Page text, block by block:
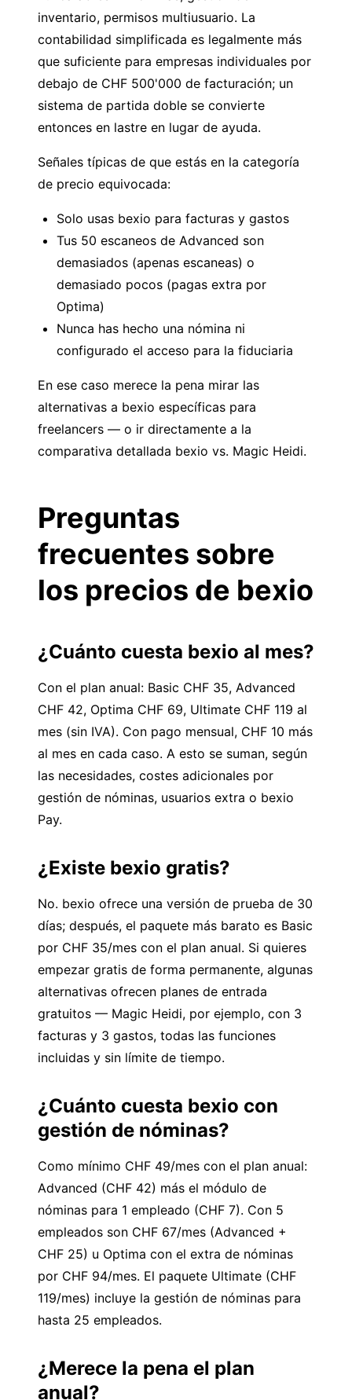
inventario, permisos multiusuario. La
contabilidad simplificada es legalmente más
que suficiente para empresas individuales por
debajo de CHF 500'000 de facturación; un
sistema de partida doble se convierte
entonces en lastre en lugar de ayuda.
Señales típicas de que estás en la categoría
de precio equivocada:
Solo usas bexio para facturas y gastos
Tus 50 escaneos de Advanced son
demasiados (apenas escaneas) o
demasiado pocos (pagas extra por
Optima)
Nunca has hecho una nómina ni
configurado el acceso para la fiduciaria
En ese caso merece la pena mirar las
alternativas a bexio específicas para
freelancers — o ir directamente a la
comparativa detallada bexio vs. Magic Heidi.
Preguntas
frecuentes sobre
los precios de bexio
¿Cuánto cuesta bexio al mes?
Con el plan anual: Basic CHF 35, Advanced
CHF 42, Optima CHF 69, Ultimate CHF 119 al
mes (sin IVA). Con pago mensual, CHF 10 más
al mes en cada caso. A esto se suman, según
las necesidades, costes adicionales por
gestión de nóminas, usuarios extra o bexio
Pay.
¿Existe bexio gratis?
No. bexio ofrece una versión de prueba de 30
días; después, el paquete más barato es Basic
por CHF 35/mes con el plan anual. Si quieres
empezar gratis de forma permanente, algunas
alternativas ofrecen planes de entrada
gratuitos — Magic Heidi, por ejemplo, con 3
facturas y 3 gastos, todas las funciones
incluidas y sin límite de tiempo.
¿Cuánto cuesta bexio con
gestión de nóminas?
Como mínimo CHF 49/mes con el plan anual:
Advanced (CHF 42) más el módulo de
nóminas para 1 empleado (CHF 7). Con 5
empleados son CHF 67/mes (Advanced +
CHF 25) u Optima con el extra de nóminas
por CHF 94/mes. El paquete Ultimate (CHF
119/mes) incluye la gestión de nóminas para
hasta 25 empleados.
¿Merece la pena el plan
anual?